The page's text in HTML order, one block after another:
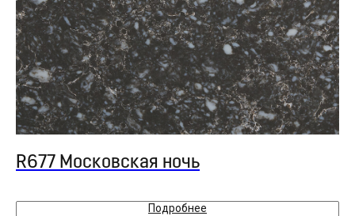
R677 Московская ночь
Подробнее